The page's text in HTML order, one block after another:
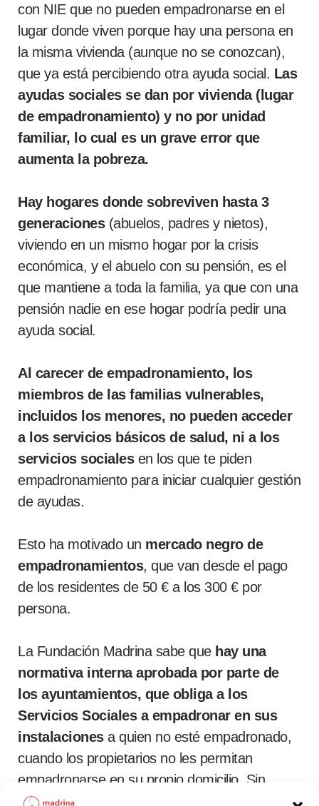
con NIE que no pueden empadronarse en el
lugar donde viven porque hay una persona en
la misma vivienda (aunque no se conozcan),
que ya está percibiendo otra ayuda social. Las
ayudas sociales se dan por vivienda (lugar
de empadronamiento) y no por unidad
familiar, lo cual es un grave error que
aumenta la pobreza.
Hay hogares donde sobreviven hasta 3
generaciones(abuelos, padres y nietos),
viviendo en un mismo hogar por la crisis
económica, y el abuelo con su pensión, es el
que mantiene a toda la familia, ya que con una
pensión nadie en ese hogar podría pedir una
ayuda social.
Al carecer de empadronamiento, los
miembros de las familias vulnerables,
incluidos los menores, no pueden acceder
a los servicios básicos de salud, ni a los
servicios socialesen los que te piden
empadronamiento para iniciar cualquier gestión
de ayudas.
Esto ha motivado un mercado negro de
empadronamientos, que van desde el pago
de los residentes de 50 € a los 300 € por
persona.
La Fundación Madrina sabe que hay una
normativa interna aprobada por parte de
los ayuntamientos, que obliga a los
Servicios Sociales a empadronar en sus
instalacionesa quien no esté empadronado,
cuando los propietarios no les permitan
empadronarse en su propio domicilio. Sin
embargo,